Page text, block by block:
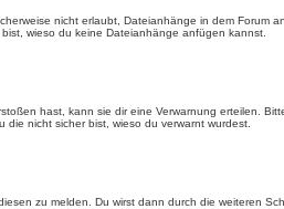
nicht erlaubt, Dateianhänge in dem Forum
wieso du keine Dateianhänge anfügen kannst.
hast, kann sie dir eine Verwarnung erteilen.
nicht sicher bist, wieso du verwarnt wurdest.
zu melden. Du wirst dann durch die weiteren